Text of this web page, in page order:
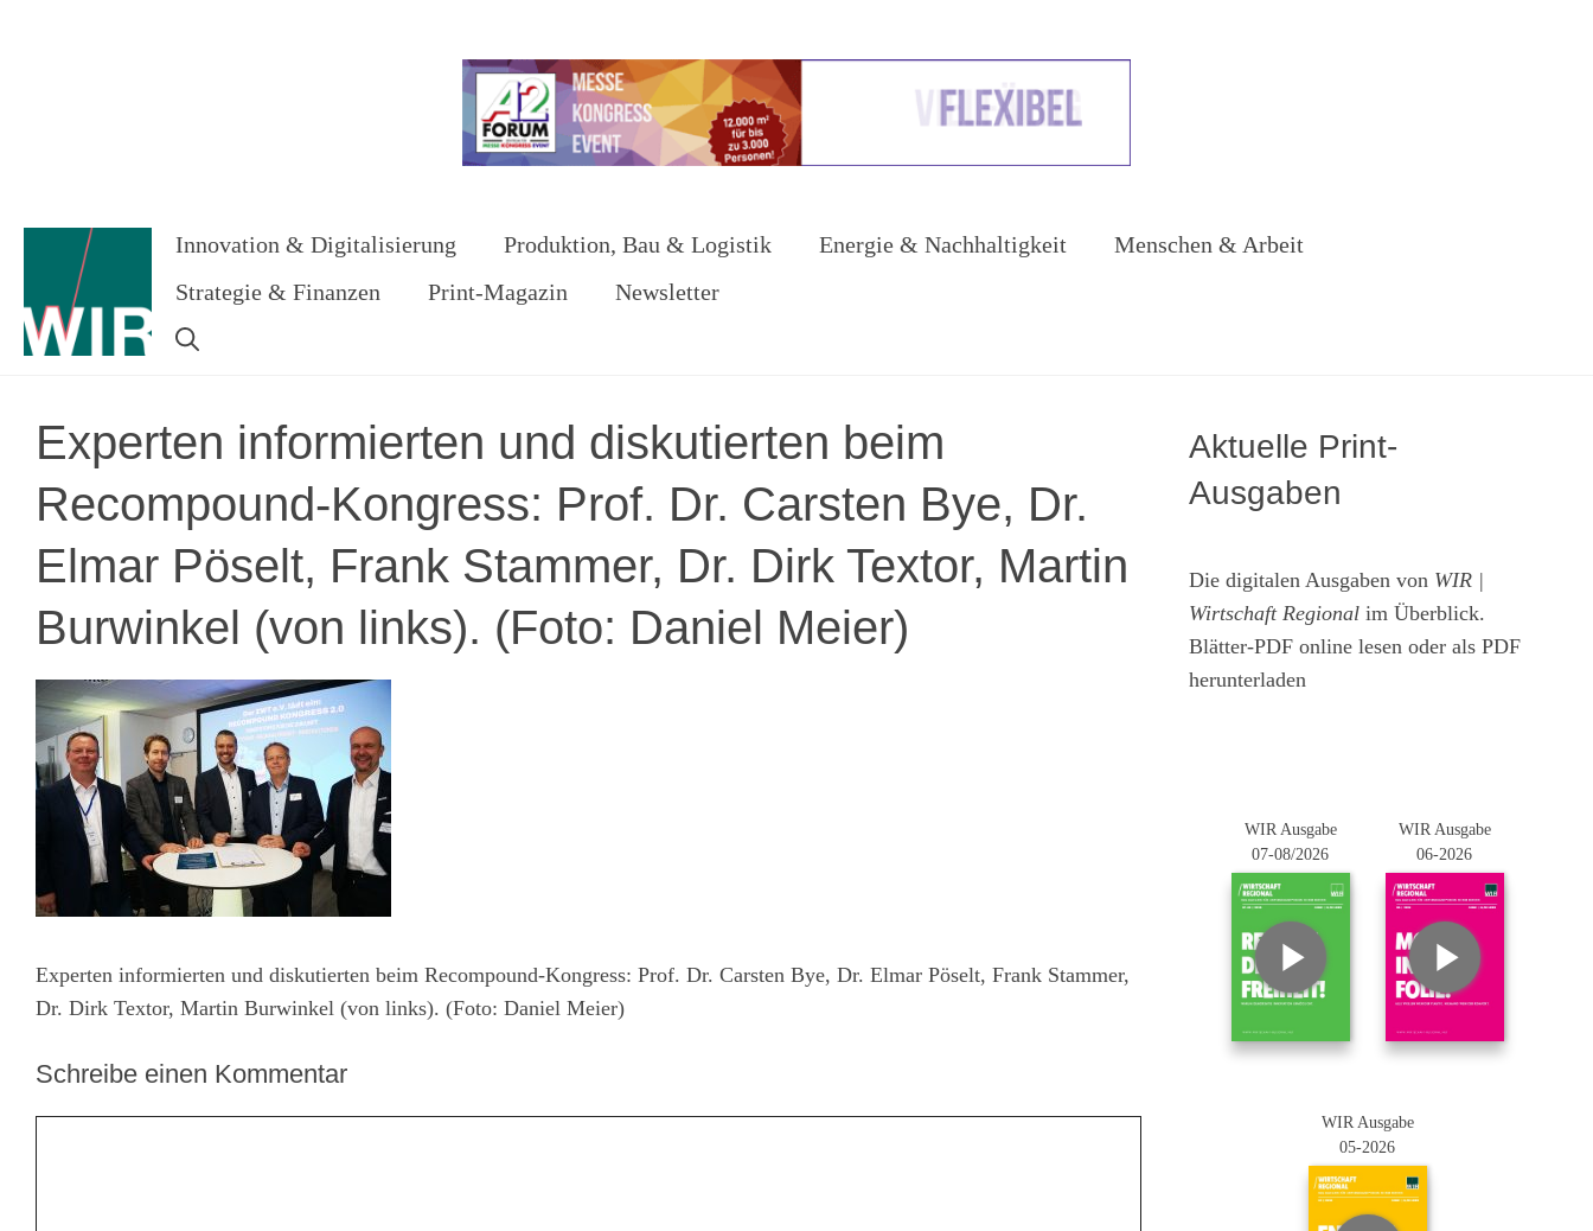
Innovation & Digitalisierung Produktion, Bau & Logistik Energie & Nachhaltigkeit
Menschen & Arbeit
Strategie & Finanzen
Print-Magazin Newsletter
Experten informierten und diskutierten beim
Recompound-Kongress: Prof. Dr. Carsten Bye, Dr.
Elmar Pöselt, Frank Stammer, Dr. Dirk Textor, Martin
Burwinkel (von links). (Foto: Daniel Meier)
Experten informierten und diskutierten beim Recompound-Kongress: Prof. Dr. Carsten Bye, Dr. Elmar Pöselt, Frank Stammer,
Dr. Dirk Textor, Martin Burwinkel (von links). (Foto: Daniel Meier)
Schreibe einen Kommentar
Aktuelle Print-
Ausgaben
Die digitalen Ausgaben von WIR |
Wirtschaft Regional im Überblick.
Blätter-PDF online lesen oder als PDF
herunterladen
WIR Ausgabe
07-08/2026
WIR Ausgabe
06-2026
WIR Ausgabe
05-2026